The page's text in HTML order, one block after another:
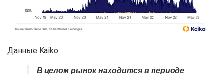
Данные Kaiko
В целом рынок находится в периоде